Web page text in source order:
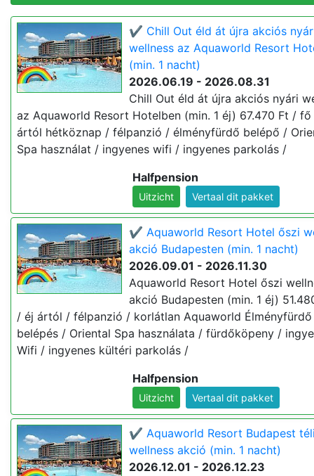
✔️ Chill Out éld át újra akciós
wellness az Aquaworld Resort
(min. 1 nacht)
2026.06.19 - 2026.08.31
Chill Out éld át újra akciós nyári
az Aquaworld Resort Hotelben (min. 1 éj) 67.470 Ft /
ártól hétköznap / félpanzió / élményfürdő belépő /
Spa használat / ingyenes wifi / ingyenes parkolás /
Halfpension
Uitzicht Vertaal dit pakket
✔️ Aquaworld Resort Hotel őszi
akció Budapesten (min. 1 nacht)
2026.09.01 - 2026.11.30
Aquaworld Resort Hotel őszi
akció Budapesten (min. 1 éj)
/ éj ártól / félpanzió / korlátlan Aquaworld Élményfürdő
belépés / Oriental Spa használata / fürdőköpeny /
Wifi / ingyenes kültéri parkolás /
Halfpension
Uitzicht Vertaal dit pakket
✔️ Aquaworld Resort Budapest
wellness akció (min. 1 nacht)
2026.12.01 - 2026.12.23